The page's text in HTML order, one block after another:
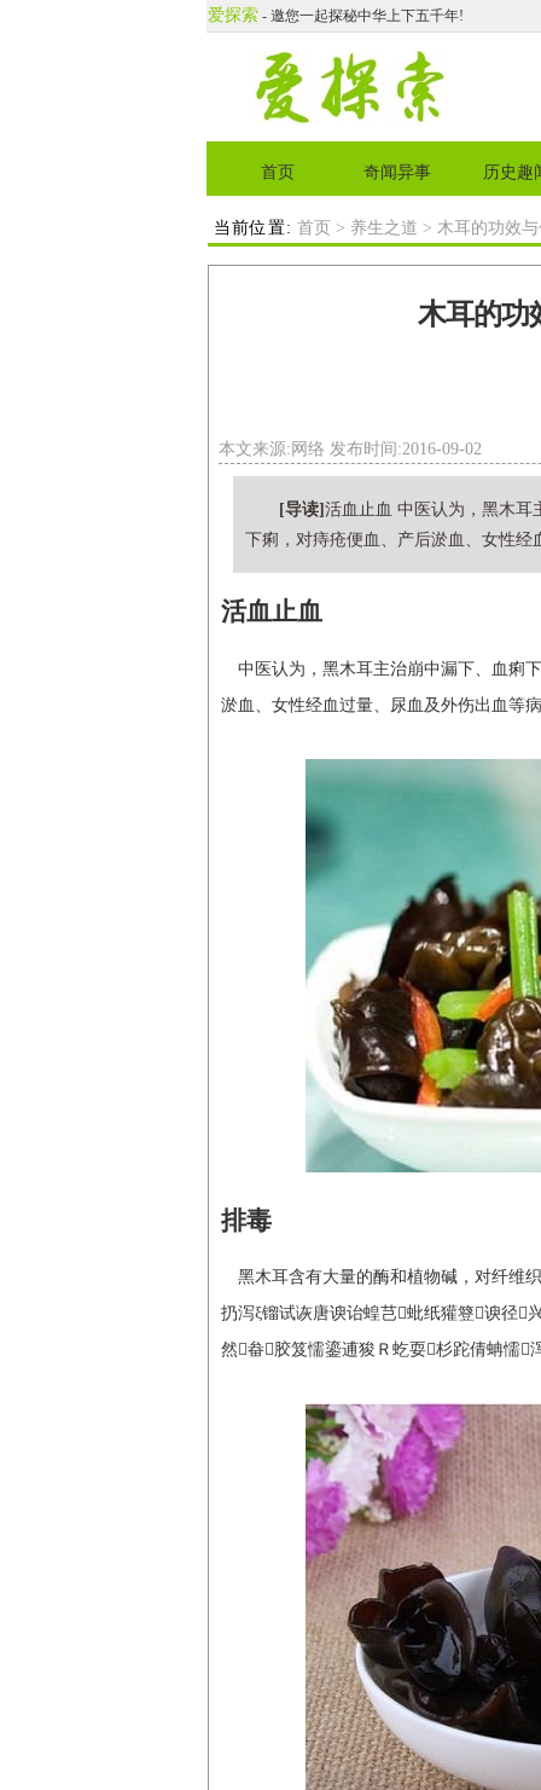
爱探索- 邀您一起探秘中华上下五千年!
首页 奇闻异事 历史趣
当前位置: 首页 > 养生之道 > 木耳的功效
木耳的功
本文来源:网络 发布时间:2016-09-02
[导读] 活血止血 中医认为，黑木耳
下痢，对痔疮便血、产后淤血、女性经
活血止血
中医认为，黑木耳主治崩中漏下、血痢
淤血、女性经血过量、尿血及外伤出血等
排毒
黑木耳含有大量的酶和植物碱，对纤维
扔泻ξ镏试诙唐谀诒蝗芑蚍纸獾簦谀径
然畚胶笈懦鎏逋狻Ｒ虼耍杉跎倩蚺懦